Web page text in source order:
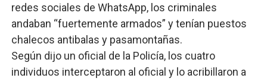
redes sociales de WhatsApp, los criminales
andaban “fuertemente armados” y tenían puestos
chalecos antibalas y pasamontañas.
Según dijo un oficial de la Policía, los cuatro
individuos interceptaron al oficial y lo acribillaron a